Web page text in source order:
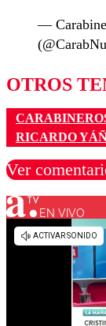
—
OTROS
RICARDO
Ver
Los
EN VIVO